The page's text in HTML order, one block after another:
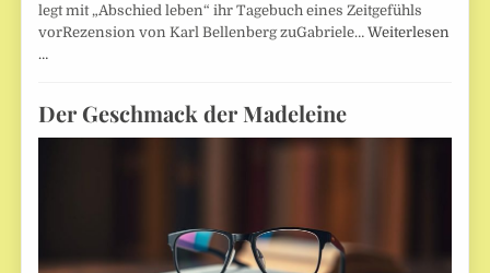
legt mit „Abschied leben“ ihr Tagebuch eines Zeitgefühls
vorRezension von Karl Bellenberg zuGabriele…Weiterlesen
…
Der Geschmack der Madeleine